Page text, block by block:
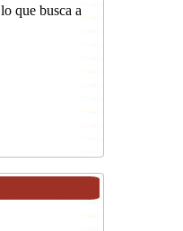
que busca a